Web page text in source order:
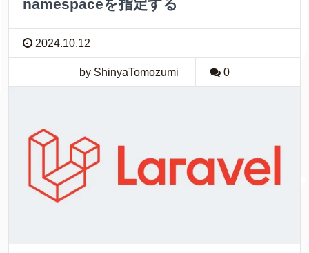
namespaceを指定する
2024.10.12
by ShinyaTomozumi 0